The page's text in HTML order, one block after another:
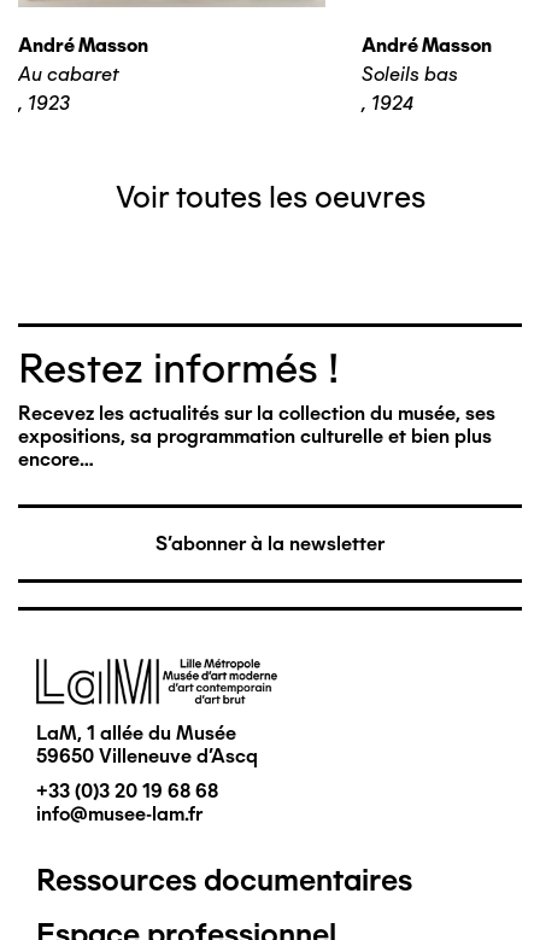
André Masson
Au cabaret
, 1923
André Masson
Soleils bas
, 1924
Voir toutes les oeuvres
Restez informés !
Recevez les actualités sur la collection du musée, ses
expositions, sa programmation culturelle et bien plus
encore…
S'abonner à la newsletter
Image
LaM, 1 allée du Musée
59650 Villeneuve d'Ascq
+33 (0)3 20 19 68 68
info@musee-lam.fr
Pied
Ressources documentaires